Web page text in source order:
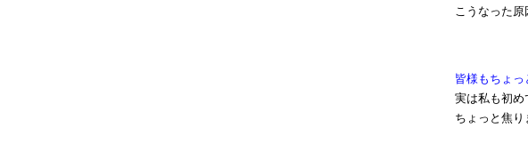
こうなった原
皆様もちょっ
実は私も初め
ちょっと焦り